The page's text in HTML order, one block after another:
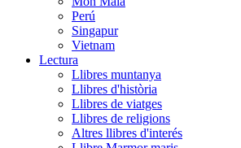
Perú
Singapur
Vietnam
Lectura
Llibres muntanya
Llibres d'història
Llibres de viatges
Llibres de religions
Altres llibres d'interés